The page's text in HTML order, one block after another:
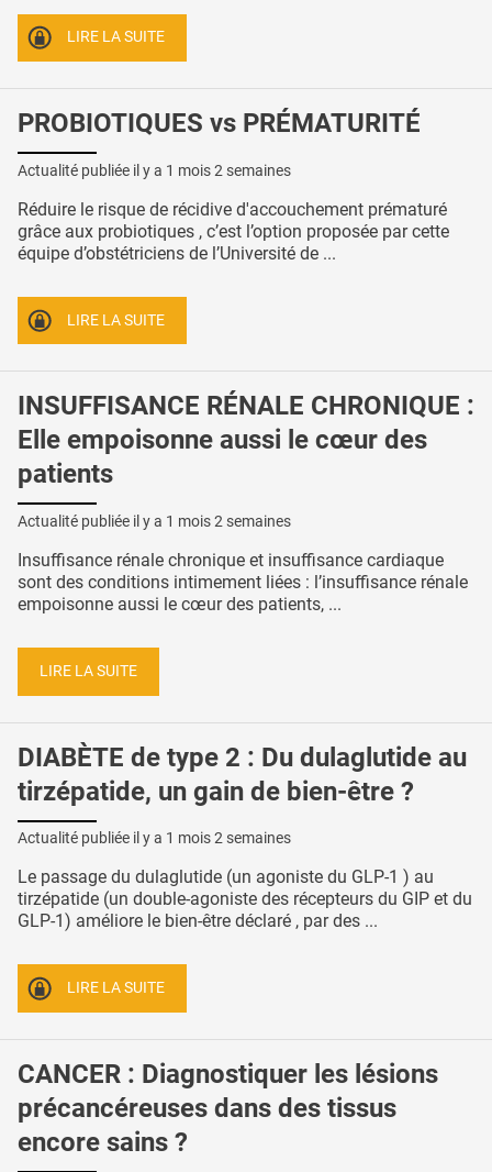
LIRE LA SUITE
PROBIOTIQUES vs PRÉMATURITÉ
Actualité publiée il y a 1 mois 2 semaines
Réduire le risque de récidive d'accouchement prématuré
grâce aux probiotiques , c’est l’option proposée par cette
équipe d’obstétriciens de l’Université de ...
LIRE LA SUITE
INSUFFISANCE RÉNALE CHRONIQUE :
Elle empoisonne aussi le cœur des
patients
Actualité publiée il y a 1 mois 2 semaines
Insuffisance rénale chronique et insuffisance cardiaque
sont des conditions intimement liées : l’insuffisance rénale
empoisonne aussi le cœur des patients, ...
LIRE LA SUITE
DIABÈTE de type 2 : Du dulaglutide au
tirzépatide, un gain de bien-être ?
Actualité publiée il y a 1 mois 2 semaines
Le passage du dulaglutide (un agoniste du GLP-1 ) au
tirzépatide (un double-agoniste des récepteurs du GIP et du
GLP-1) améliore le bien-être déclaré , par des ...
LIRE LA SUITE
CANCER : Diagnostiquer les lésions
précancéreuses dans des tissus
encore sains ?